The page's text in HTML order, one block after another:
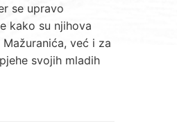
se upravo
kako su njihova
već i za
svojih mladih